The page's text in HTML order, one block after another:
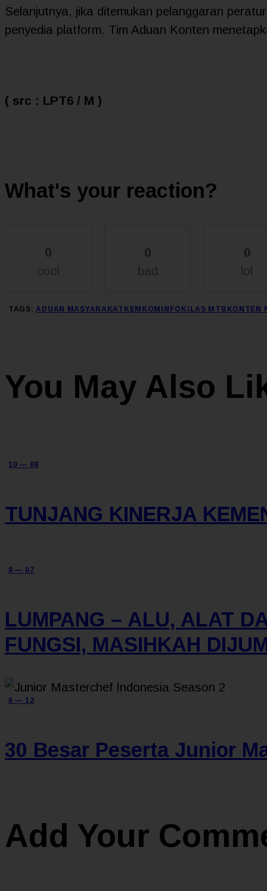
Selanjutnya, jika ditemukan pelanggaran
penyedia platform. Tim Aduan Konten
( src : LPT6 / M )
What's your reaction?
0
cool
0
bad
0
lol
TAGS: ADUAN MASYARAKAT KEMKOMINFO KILAS MTB KONTEN
You May Also
10 — 09
TUNJANG KINERJA
8 — 07
LUMPANG – ALU, ALAT
FUNGSI, MASIHKAH
6 — 12
30 Besar Peserta Junior
Add Your